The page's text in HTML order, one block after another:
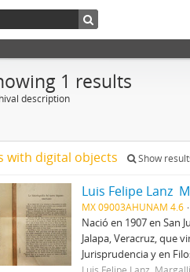
1 results
description
with digital objects Show
Luis Felipe Lanz
MX 09003AHUNAM 4.6
Nació en 1907 en San
Jalapa, Veracruz, que
Jurisprudencia y en